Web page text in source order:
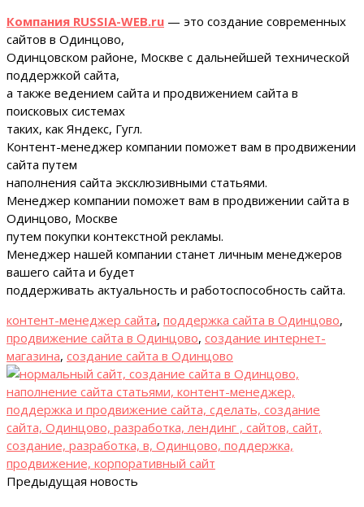
Компания RUSSIA-WEB.ru — это создание современных
сайтов в Одинцово,
Одинцовском районе, Москве с дальнейшей технической
поддержкой сайта,
а также ведением сайта и продвижением сайта в
поисковых системах
таких, как Яндекс, Гугл.
Контент-менеджер компании поможет вам в продвижении
сайта путем
наполнения сайта эксклюзивными статьями.
Менеджер компании поможет вам в продвижении сайта в
Одинцово, Москве
путем покупки контекстной рекламы.
Менеджер нашей компании станет личным менеджеров
вашего сайта и будет
поддерживать актуальность и работоспособность сайта.
контент-менеджер сайта, поддержка сайта в Одинцово,
продвижение сайта в Одинцово, создание интернет-
магазина, создание сайта в Одинцово
Предыдущая новость